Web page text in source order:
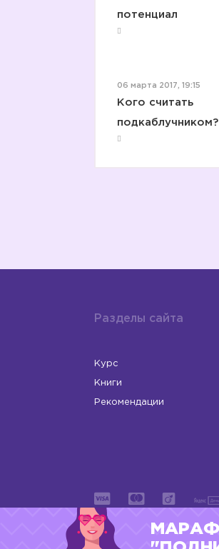
потенциал
06 марта 2017, 19:15
Кого считать
подкаблучником?
Разделы сайта
Курс
Книги
Рекомендации
ИП Левчук Людмила